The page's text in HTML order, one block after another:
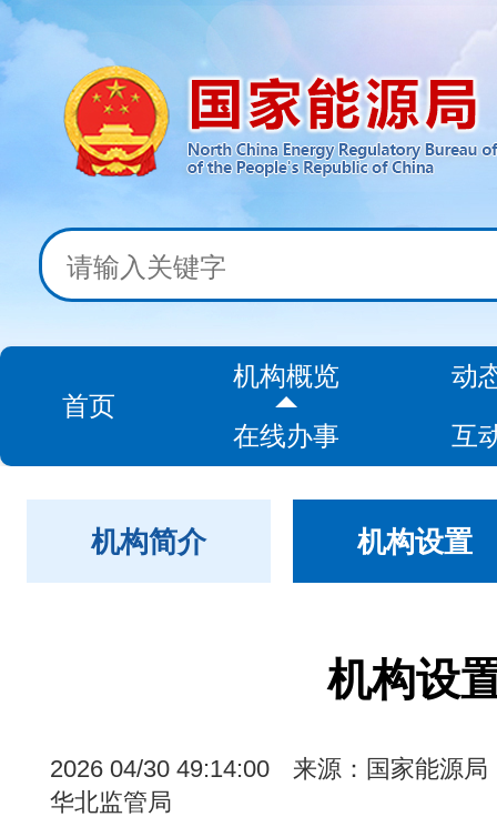
首页
机构概览
动
在线办事
互
机构简介 机构设置
机构设
2026 04/30 49:14:00
来源：国家能源局
华北监管局